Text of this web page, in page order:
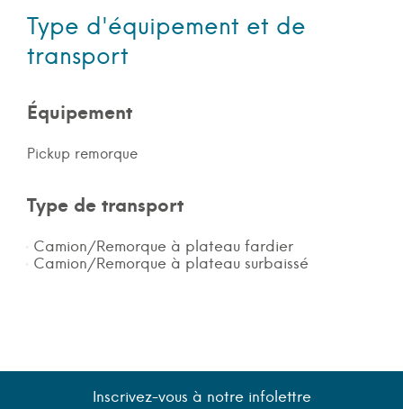
Type d'équipement et de
transport
Équipement
Pickup remorque
Type de transport
Camion/Remorque à plateau fardier
Camion/Remorque à plateau surbaissé
Inscrivez-vous à notre infolettre